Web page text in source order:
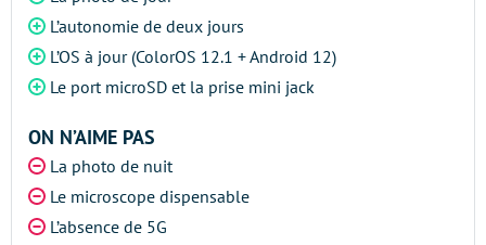
L’autonomie de deux jours
L’OS à jour (ColorOS 12.1 + Android 12)
Le port microSD et la prise mini jack
ON N’AIME PAS
La photo de nuit
Le microscope dispensable
L’absence de 5G